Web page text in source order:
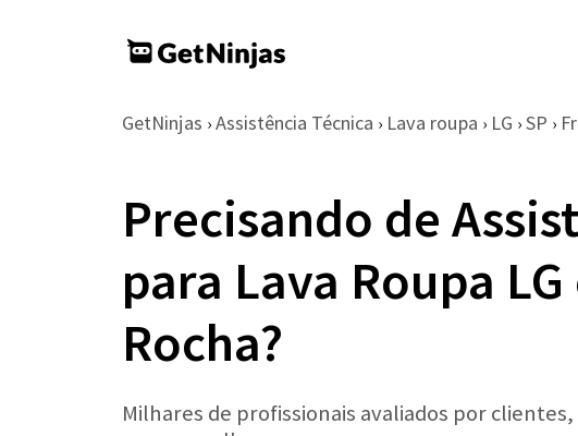
GetNinjas › Assistência Técnica › Lava roupa › LG › SP ›
Precisando de
para Lava Roupa
Rocha?
Milhares de profissionais avaliados por